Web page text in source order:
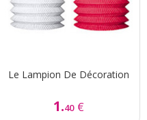
Le Lampion De Décoration
1.40 €